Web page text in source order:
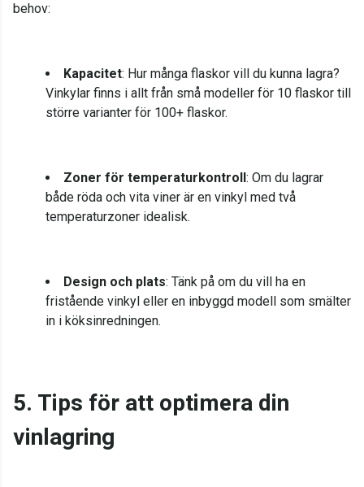
behov:
Kapacitet: Hur många flaskor vill du kunna lagra?
Vinkylar finns i allt från små modeller för 10 flaskor till
större varianter för 100+ flaskor.
Zoner för temperaturkontroll : Om du lagrar
både röda och vita viner är en vinkyl med två
temperaturzoner idealisk.
Design och plats: Tänk på om du vill ha en
fristående vinkyl eller en inbyggd modell som smälter
in i köksinredningen.
5. Tips för att optimera din
vinlagring